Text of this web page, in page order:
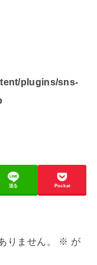
plugins/sns-
送る Pocket
りません。 ※ が